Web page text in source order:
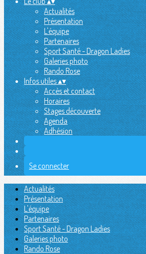
Actualités
Présentation
L'équipe
Partenaires
Sport Santé - Dragon Ladies
Galeries photo
Rando Rose
Infos utiles▴▾
Accès et contact
Horaires
Stages découverte
Agenda
Adhésion
Se connecter
Actualités
Présentation
L'équipe
Partenaires
Sport Santé - Dragon Ladies
Galeries photo
Rando Rose